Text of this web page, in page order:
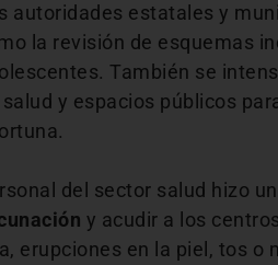
autoridades estatales y
la revisión de esquemas
También se
salud y espacios públicos
del sector salud hizo
y acudir a los
erupciones en la piel, tos o